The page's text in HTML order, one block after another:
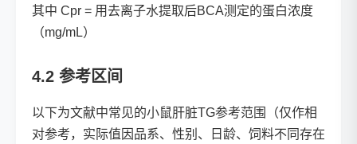
其中 Cpr = 用去离子水提取后BCA测定的蛋白浓度
（mg/mL）
4.2 参考区间
以下为文献中常见的小鼠肝脏TG参考范围（仅作相
对参考，实际值因品系、性别、日龄、饲料不同存在